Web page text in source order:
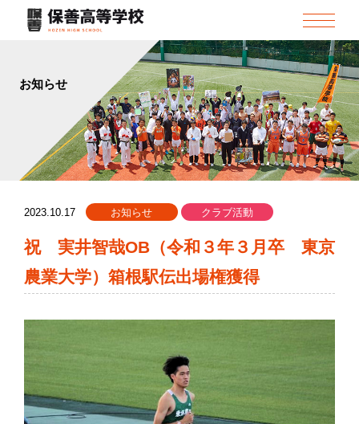
お知らせ
2023.10.17 お知らせ クラブ活動
祝 実井智哉OB（令和３年３月卒 東京
農業大学）箱根駅伝出場権獲得